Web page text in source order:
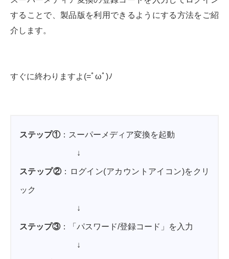
することで、製品版を利用できるようにする方法をご紹
介します。
すぐに終わりますよ(=ﾟωﾟ)ﾉ
ステップ①：スーパーメディア変換を起動
↓
ステップ②：ログイン(アカウントアイコン)をクリ
ック
↓
ステップ③：「パスワード/登録コード」を入力
↓